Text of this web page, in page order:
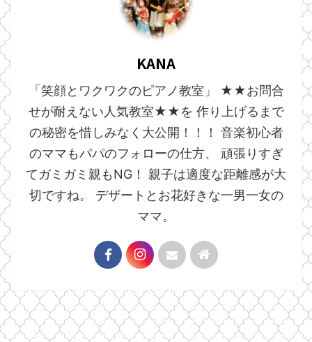
KANA
「笑顔とワクワクのピアノ教室」 ★★お問合
せが耐えない人気教室★★を 作り上げるまで
の秘密を惜しみなく大公開！！！ 音楽初心者
のママもパパのフォローの仕方、 頑張りすぎ
てガミガミ親もNG！ 親子は適度な距離感が大
切ですね。 デザートとお花好きな一男一女の
ママ。